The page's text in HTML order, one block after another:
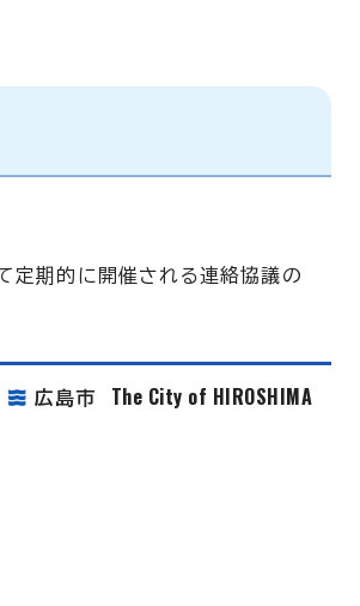
定期的に開催される連絡協議の
広島市 The City of HIROSHIMA